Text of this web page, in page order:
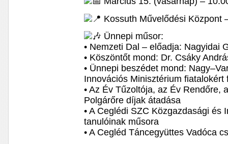
Kossuth Művelődési Központ
Ünnepi műsor:
• Nemzeti Dal – előadja: Nagyidai
• Köszöntőt mond: Dr. Csáky
• Ünnepi beszédet mond:
Innovációs Minisztérium
• Az Év Tűzoltója, az Év Rendőre,
Polgárőre díjak átadása
• A Ceglédi SZC Közgazdasági és
tanulóinak műsora
• A Cegléd Táncegyüttes Vadóca